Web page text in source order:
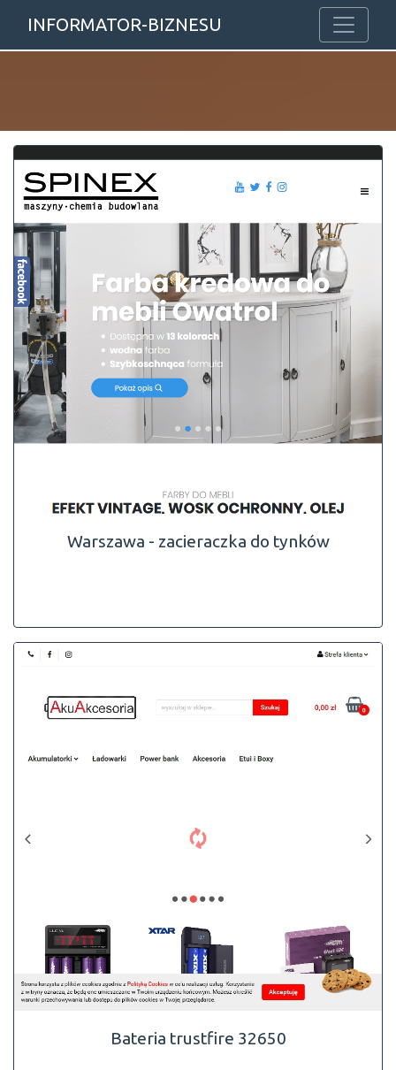
INFORMATOR-BIZNESU
Warszawa - zacieraczka do tynków
Bateria trustfire 32650